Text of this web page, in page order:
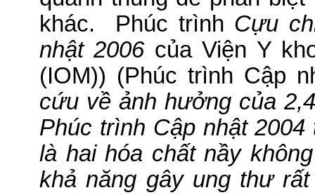
khác.
Phúc trình Cựu
nhật 2006của Viện Y
(IOM)) (Phúc trình Cập
cứu về ảnh hưởng của
Phúc trình Cập nhật
là hai hóa chất nầy
khả năng gây ung thư